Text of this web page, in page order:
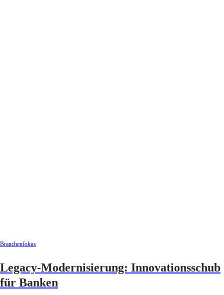
Branchenfokus
Legacy-Modernisierung: Innovationsschub
für Banken